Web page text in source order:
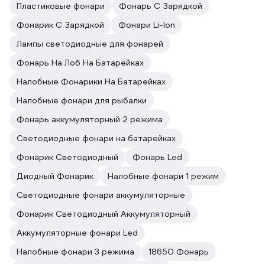
Пластиковые фонари
Фонарь С Зарядкой
Фонарик С Зарядкой
Фонари Li-Ion
Лампы светодиодные для фонарей
Фонарь На Лоб На Батарейках
Налобные Фонарики На Батарейках
Налобные фонари для рыбалки
Фонарь аккумуляторный 2 режима
Светодиодные фонари на батарейках
Фонарик Светодиодный
Фонарь Led
Диодный Фонарик
Налобные фонари 1 режим
Светодиодные фонари аккумуляторные
Фонарик Светодиодный Аккумуляторный
Аккумуляторные фонари Led
Налобные фонари 3 режима
18650 Фонарь